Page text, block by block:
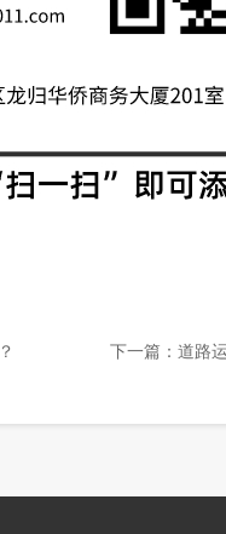
下一篇： 道路